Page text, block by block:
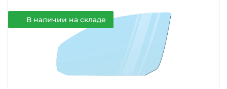
В наличии на складе